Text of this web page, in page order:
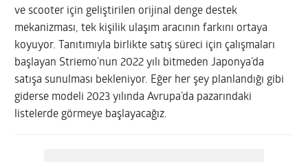
ve scooter için geliştirilen orijinal denge destek
mekanizması, tek kişilik ulaşım aracının farkını ortaya
koyuyor. Tanıtımıyla birlikte satış süreci için çalışmaları
başlayan Striemo’nun 2022 yılı bitmeden Japonya’da
satışa sunulması bekleniyor. Eğer her şey planlandığı gibi
giderse modeli 2023 yılında Avrupa’da pazarındaki
listelerde görmeye başlayacağız.